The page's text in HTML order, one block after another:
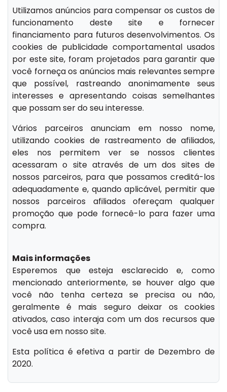
Utilizamos anúncios para compensar os custos de
funcionamento deste site e fornecer
financiamento para futuros desenvolvimentos. Os
cookies de publicidade comportamental usados
por este site, foram projetados para garantir que
você forneça os anúncios mais relevantes sempre
que possível, rastreando anonimamente seus
interesses e apresentando coisas semelhantes
que possam ser do seu interesse.
Vários parceiros anunciam em nosso nome,
utilizando cookies de rastreamento de afiliados,
eles nos permitem ver se nossos clientes
acessaram o site através de um dos sites de
nossos parceiros, para que possamos creditá-los
adequadamente e, quando aplicável, permitir que
nossos parceiros afiliados ofereçam qualquer
promoção que pode fornecê-lo para fazer uma
compra.
Mais informações
Esperemos que esteja esclarecido e, como
mencionado anteriormente, se houver algo que
você não tenha certeza se precisa ou não,
geralmente é mais seguro deixar os cookies
ativados, caso interaja com um dos recursos que
você usa em nosso site.
Esta política é efetiva a partir de Dezembro de
2020.